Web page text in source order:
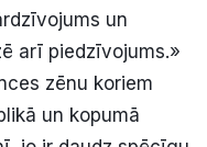
un
arī piedzīvojums.»
zēnu koriem
un kopumā